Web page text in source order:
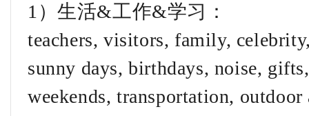
1）生活&工作&学习：
teachers, visitors, family,
sunny days, birthdays, noise,
weekends, transportation,